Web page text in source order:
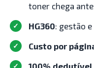
toner chega
HG360: gestão
Custo por
100% dedutível